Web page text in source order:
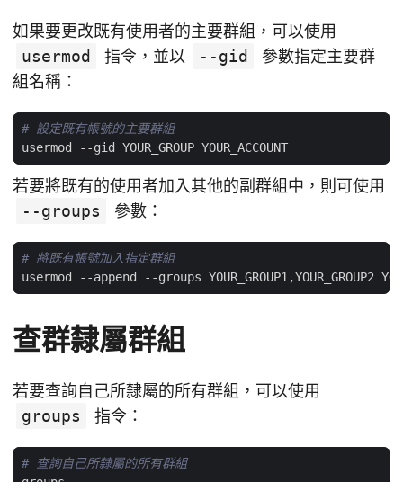
如果要更改既有使用者的主要群組，可以使用
usermod
指令，並以 --gid
參數指定主要群
組名稱：
# 設定既有帳號的主要群組
若要將既有的使用者加入其他的副群組中，則可使用
--groups
參數：
# 將既有帳號加入指定群組
查群隸屬群組
若要查詢自己所隸屬的所有群組，可以使用
groups
指令：
# 查詢自己所隸屬的所有群組